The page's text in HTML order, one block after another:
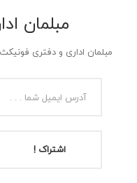
مبلمان
مبلمان اداری و دفتری
اشتراک !